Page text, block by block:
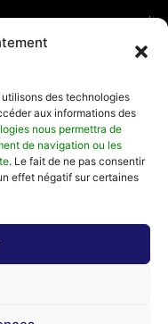
des technologies
aux informations des
nous permettra de
de navigation ou les
. Le fait de ne pas consentir
effet négatif sur certaines
Afrique et recevez